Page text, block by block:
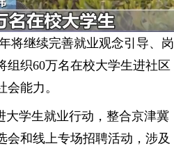
将继续完善就业观念引导、岗
织60万名在校大学生进社区
能力。
大学生就业行动，整合京津冀
会和线上专场招聘活动，涉及